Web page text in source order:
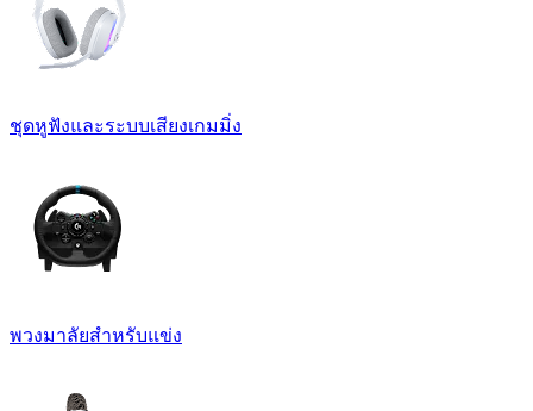
ชุดหูฟังและระบบเสียงเกมมิ่ง
พวงมาลัยสำหรับแข่ง